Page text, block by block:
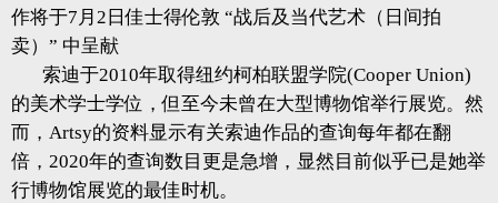
作将于7月2日佳士得伦敦 “战后及当代艺术（日间拍
卖）” 中呈献
索迪于2010年取得纽约柯柏联盟学院(Cooper Union)
的美术学士学位，但至今未曾在大型博物馆举行展览。然
而，Artsy的资料显示有关索迪作品的查询每年都在翻
倍，2020年的查询数目更是急增，显然目前似乎已是她举
行博物馆展览的最佳时机。